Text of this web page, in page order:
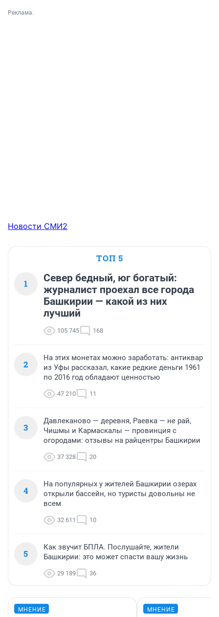
Реклама.
Новости СМИ2
ТОП 5
1
Север бедный, юг богатый:
журналист проехал все города
Башкирии — какой из них
лучший
105 745 168
2
На этих монетах можно заработать: антиквар
из Уфы рассказал, какие редкие деньги 1961
по 2016 год обладают ценностью
47 210 11
3
Давлеканово — деревня, Раевка — не рай,
Чишмы и Кармаскалы — провинция с
огородами: отзывы на райцентры Башкирии
37 328 20
4
На популярных у жителей Башкирии озерах
открыли бассейн, но туристы довольны не
всем
32 611 10
5
Как звучит БПЛА. Послушайте, жители
Башкирии: это может спасти вашу жизнь
29 189 36
МНЕНИЕ МНЕНИЕ